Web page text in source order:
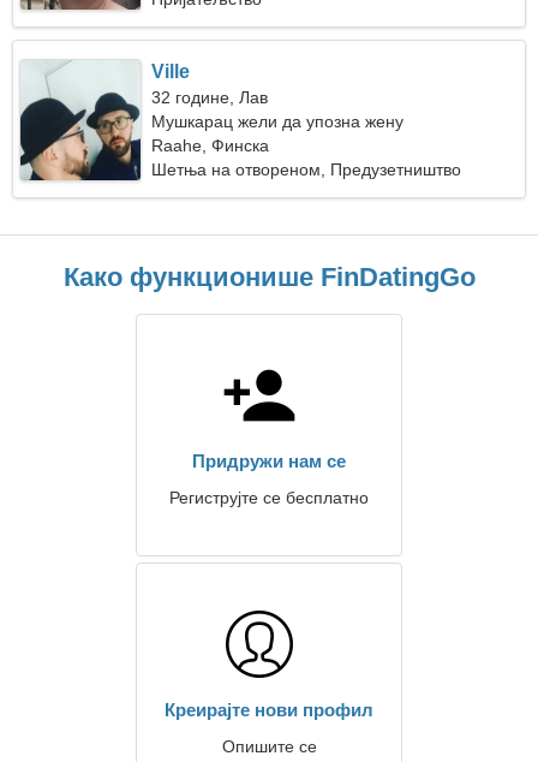
Ville
32 године, Лав
Мушкарац жели да упозна жену
Raahe, Финска
Шетња на отвореном, Предузетништво
Како функционише FinDatingGo
Придружи нам се
Региструјте се бесплатно
Креирајте нови профил
Опишите се